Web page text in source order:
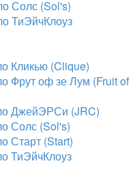
Солс (Sol's)
ТиЭйчКлоуз
Кликью (Clique)
Фрут оф зе Лум (Fruit of
ДжейЭРСи (JRC)
Солс (Sol's)
Старт (Start)
ТиЭйчКлоуз